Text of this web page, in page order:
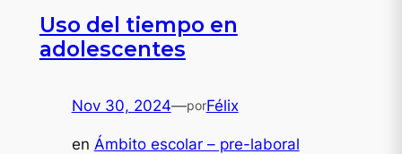
Uso del tiempo en
adolescentes
Nov 30, 2024—porFélix
en Ámbito escolar – pre-laboral